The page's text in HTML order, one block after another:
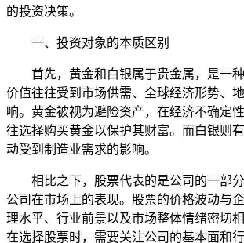
的投资决策。
一、投资对象的本质区别
首先，黄金和白银属于贵金属，是一
价值往往受到市场供需、全球经济形势、
响。黄金被视为避险资产，在经济不确定
往选择购买黄金以保护其财富。而白银则
动受到制造业需求的影响。
相比之下，股票代表的是公司的一部
公司在市场上的表现。股票的价格波动与
理水平、行业前景以及市场整体情绪密切
在选择股票时，需要关注公司的基本面和行